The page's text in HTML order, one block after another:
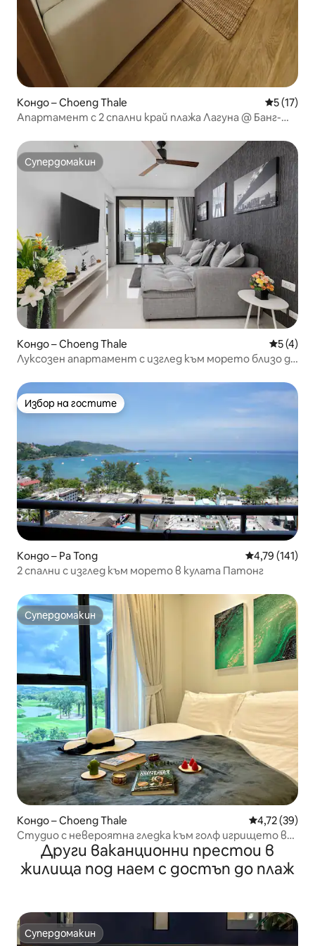
Кондо – Choeng Thale Средна
5 (17)
Апартамент с 2 спални край плажа Лагуна @ Банг-
Супердомакин
Супердомакин
Кондо – Choeng Thale Средна
5 (4)
Луксозен апартамент с изглед към морето близо до
Избор на гостите
Избор на гостите
Кондо – Pa Tong Средна
4,79 (141)
2 спални с изглед към морето в кулата Патонг
Супердомакин
Супердомакин
Кондо – Choeng Thale Средна
4,72 (39)
Студио с невероятна гледка към голф игрището в
Лагуна Скайпарк
Други ваканционни престои в
жилища под наем с достъп до плаж
Супердомакин
Супердомакин